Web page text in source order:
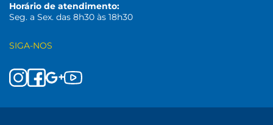
Horário de atendimento:
Seg. a Sex. das 8h30 às 18h30
SIGA-NOS